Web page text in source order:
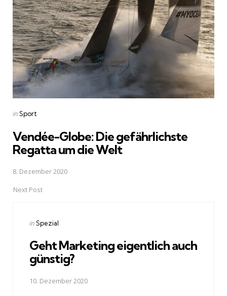
Posted
inSport
Vendée-Globe: Die gefährlichste
Regatta um die Welt
8. Dezember 2020
Next Post
Posted
inSpezial
Geht Marketing eigentlich auch
günstig?
10. Dezember 2020